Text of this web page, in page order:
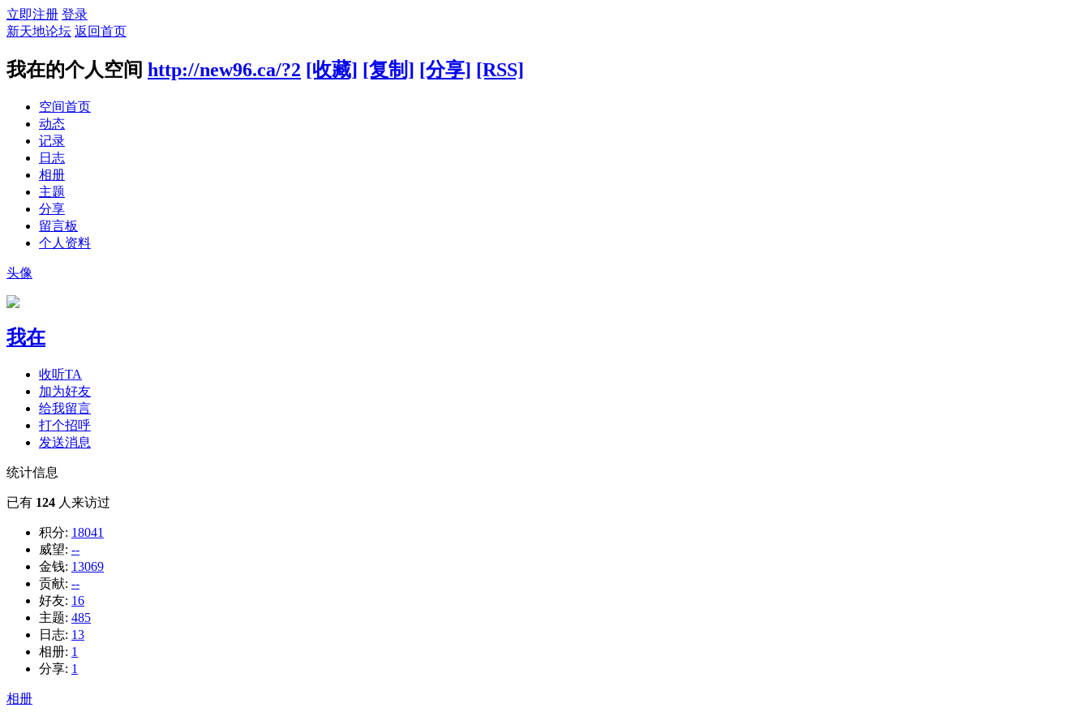
立即注册 登录
新天地论坛 返回首页
我在的个人空间 http://new96.ca/?2 [收藏] [复制] [分享] [RSS]
空间首页
动态
记录
日志
相册
主题
分享
留言板
个人资料
头像
我在
收听TA
加为好友
给我留言
打个招呼
发送消息
统计信息
已有 124 人来访过
积分: 18041
威望: --
金钱: 13069
贡献: --
好友: 16
主题: 485
日志: 13
相册: 1
分享: 1
相册